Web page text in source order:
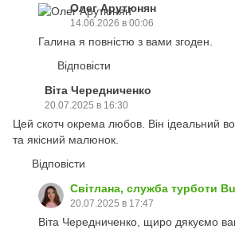
Олег Арутюнян
14.06.2026 в 00:06
Галина я повністю з вами згоден.
Відповісти
Віта Чередниченко
20.07.2025 в 16:30
Цей скотч окрема любов. Він ідеальний
та якісний малюнок.
Відповісти
Світлана, служба турботи
20.07.2025 в 17:47
Віта Чередниченко, щиро дякуємо